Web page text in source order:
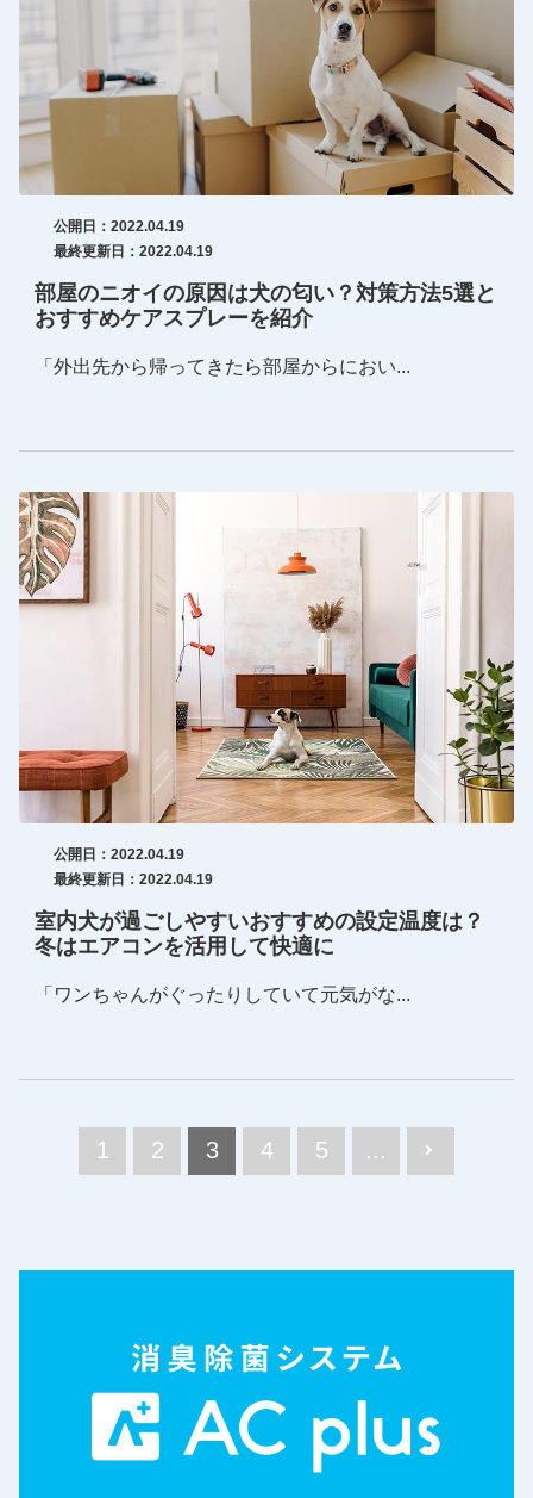
公開日：2022.04.19
最終更新日：2022.04.19
部屋のニオイの原因は犬の匂い？対策方法5選と
おすすめケアスプレーを紹介
「外出先から帰ってきたら部屋からにおい...
公開日：2022.04.19
最終更新日：2022.04.19
室内犬が過ごしやすいおすすめの設定温度は？
冬はエアコンを活用して快適に
「ワンちゃんがぐったりしていて元気がな...
1 2 3 4 5 ...